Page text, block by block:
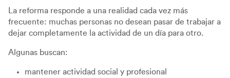
La reforma responde a una realidad cada vez más
frecuente: muchas personas no desean pasar de trabajar a
dejar completamente la actividad de un día para otro.
Algunas buscan:
mantener actividad social y profesional